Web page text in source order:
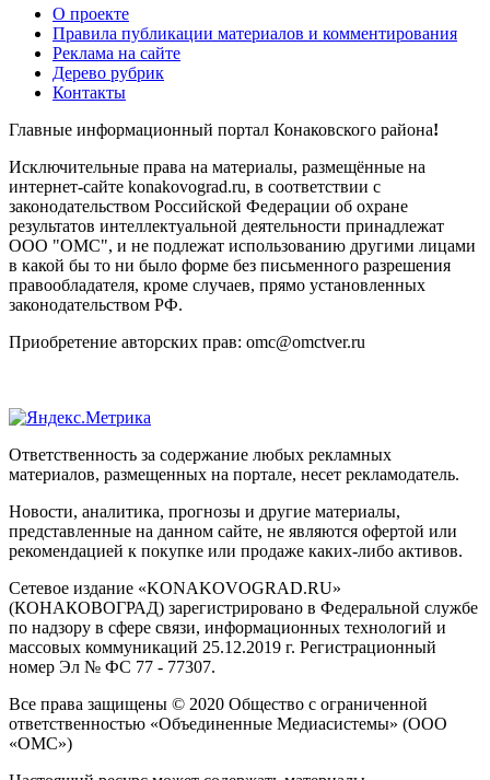
О проекте
Правила публикации материалов и комментирования
Реклама на сайте
Дерево рубрик
Контакты
Главные информационный портал Конаковского района!
Исключительные права на материалы, размещённые на
интернет-сайте konakovograd.ru, в соответствии с
законодательством Российской Федерации об охране
результатов интеллектуальной деятельности принадлежат
ООО "ОМС", и не подлежат использованию другими лицами
в какой бы то ни было форме без письменного разрешения
правообладателя, кроме случаев, прямо установленных
законодательством РФ.
Приобретение авторских прав: omc@omctver.ru
Ответственность за содержание любых рекламных
материалов, размещенных на портале, несет рекламодатель.
Новости, аналитика, прогнозы и другие материалы,
представленные на данном сайте, не являются офертой или
рекомендацией к покупке или продаже каких-либо активов.
Сетевое издание «KONAKOVOGRAD.RU»
(КОНАКОВОГРАД) зарегистрировано в Федеральной службе
по надзору в сфере связи, информационных технологий и
массовых коммуникаций 25.12.2019 г. Регистрационный
номер Эл № ФС 77 - 77307.
Все права защищены © 2020 Общество с ограниченной
ответственностью «Объединенные Медиасистемы» (ООО
«ОМС»)